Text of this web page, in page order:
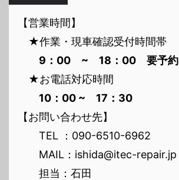
【営業時間】
★作業・現車確認受付時間帯
9：00 ~ 18：00 要予約
★お電話対応時間
10：00 ~ 17：30
【お問い合わせ先】
TEL ：090-6510-6962
MAIL：ishida@itec-repair.jp
担当：石田